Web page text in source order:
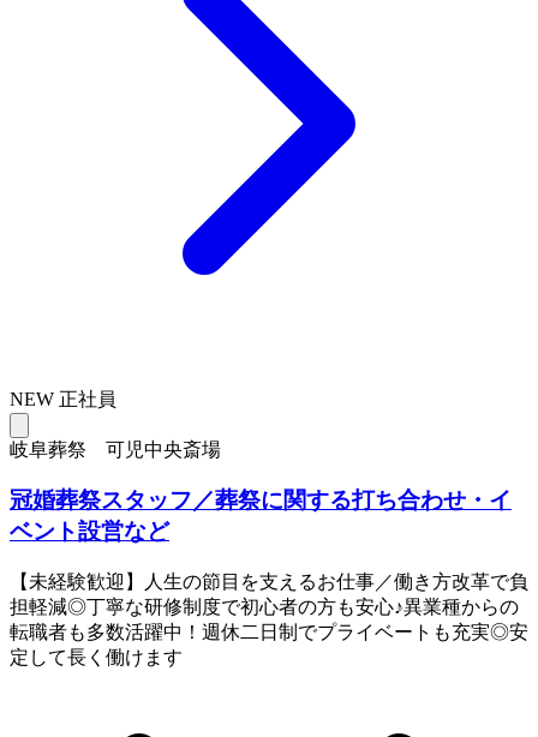
NEW 正社員
岐阜葬祭 可児中央斎場
冠婚葬祭スタッフ／葬祭に関する打ち合わせ・イ
ベント設営など
【未経験歓迎】人生の節目を支えるお仕事／働き方改革で負
担軽減◎丁寧な研修制度で初心者の方も安心♪異業種からの
転職者も多数活躍中！週休二日制でプライベートも充実◎安
定して長く働けます